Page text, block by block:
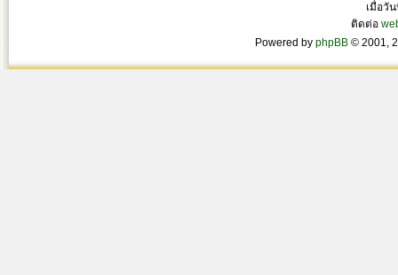
เมื่อวั
ติดต่อ
Powered by phpBB © 2001,